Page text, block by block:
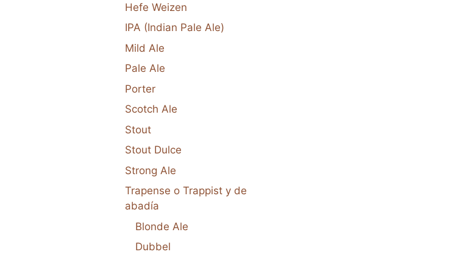
Hefe Weizen
IPA (Indian Pale Ale)
Mild Ale
Pale Ale
Porter
Scotch Ale
Stout
Stout Dulce
Strong Ale
Trapense o Trappist y de
abadía
Blonde Ale
Dubbel